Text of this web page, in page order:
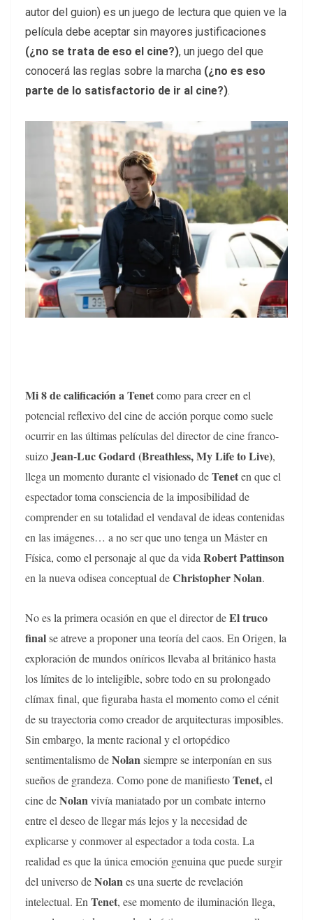
autor del guion) es un juego de lectura que quien ve la
película debe aceptar sin mayores justificaciones
(¿no se trata de eso el cine?), un juego del que
conocerá las reglas sobre la marcha (¿no es eso
parte de lo satisfactorio de ir al cine?).
Mi 8 de calificación a Tenetcomo para creer en el
potencial reflexivo del cine de acción porque como suele
ocurrir en las últimas películas del director de cine franco-
suizoJean-Luc Godard (Breathless, My Life to Live),
llega un momento durante el visionado deTeneten que el
espectador toma consciencia de la imposibilidad de
comprender en su totalidad el vendaval de ideas contenidas
en las imágenes… a no ser que uno tenga un Máster en
Física, como el personaje al que da vidaRobert Pattinson
en la nueva odisea conceptual deChristopher Nolan.
No es la primera ocasión en que el director deEl truco
finalse atreve a proponer una teoría del caos. En Origen, la
exploración de mundos oníricos llevaba al británico hasta
los límites de lo inteligible, sobre todo en su prolongado
clímax final, que figuraba hasta el momento como el cénit
de su trayectoria como creador de arquitecturas imposibles.
Sin embargo, la mente racional y el ortopédico
sentimentalismo deNolansiempre se interponían en sus
sueños de grandeza. Como pone de manifiestoTenet,el
cine deNolanvivía maniatado por un combate interno
entre el deseo de llegar más lejos y la necesidad de
explicarse y conmover al espectador a toda costa. La
realidad es que la única emoción genuina que puede surgir
del universo deNolanes una suerte de revelación
intelectual. EnTenet, ese momento de iluminación llega,